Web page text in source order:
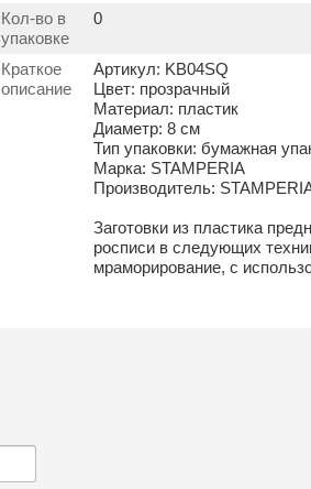
Кол-во в
упаковке
0
Краткое
описание
Артикул: KB04SQ
Цвет: прозрачный
Материал: пластик
Диаметр: 8 см
Тип упаковки: бумажная
Марка: STAMPERIA
Производитель:
Заготовки из пластика
росписи в следующих
мраморирование, с